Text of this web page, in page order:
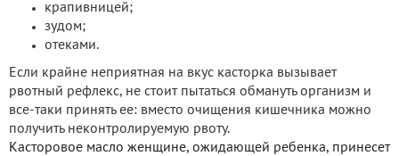
крапивницей;
зудом;
отеками.
Если крайне неприятная на вкус касторка вызывает
рвотный рефлекс, не стоит пытаться обмануть организм и
все-таки принять ее: вместо очищения кишечника можно
получить неконтролируемую рвоту.
Касторовое масло женщине, ожидающей ребенка, принесет